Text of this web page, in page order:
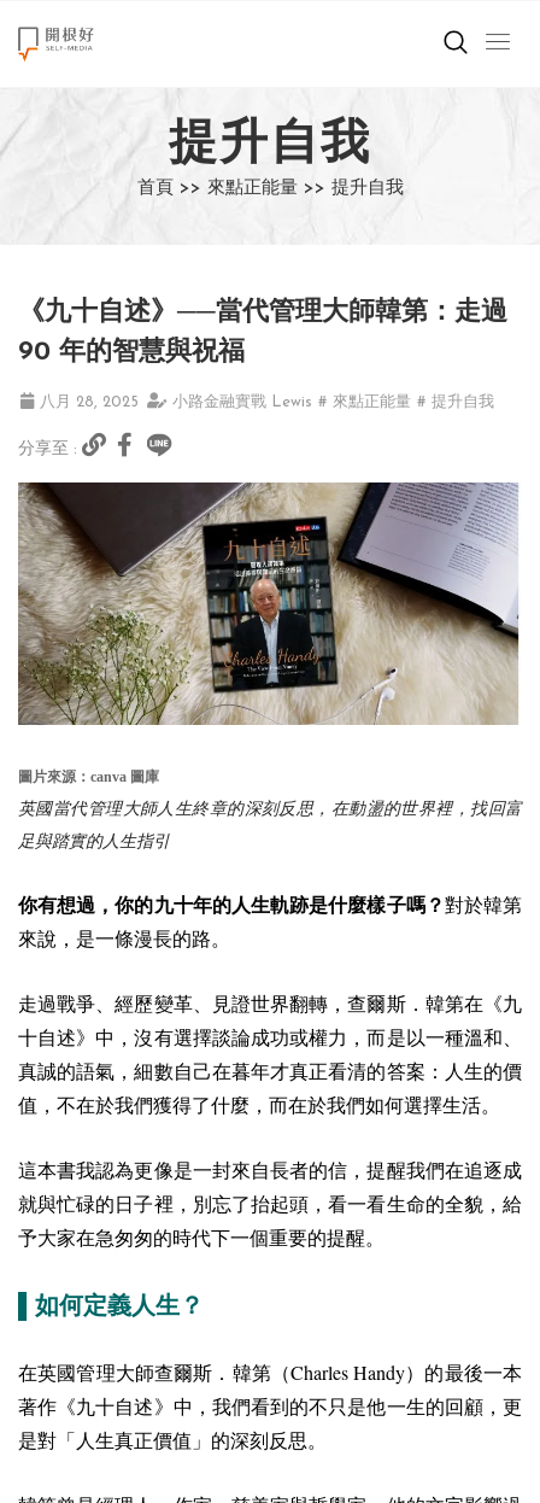
來點正能量
世界在想什麼
創造美好生活
職場商業經濟
影片專區
關於我們
提升自我
首頁 >> 來點正能量 >> 提升自我
《九十自述》──當代管理大師韓第：走過
90 年的智慧與祝福
八月 28, 2025 小路金融實戰 Lewis # 來點正能量 # 提升自我
分享至 :
圖片來源：canva 圖庫
英國當代管理大師人生終章的深刻反思，在動盪的世界裡，找回富
足與踏實的人生指引
你有想過，你的九十年的人生軌跡是什麼樣子嗎？對於韓第
來說，是一條漫長的路。
走過戰爭、經歷變革、見證世界翻轉，查爾斯．韓第在《九
十自述》中，沒有選擇談論成功或權力，而是以一種溫和、
真誠的語氣，細數自己在暮年才真正看清的答案：人生的價
值，不在於我們獲得了什麼，而在於我們如何選擇生活。
這本書我認為更像是一封來自長者的信，提醒我們在追逐成
就與忙碌的日子裡，別忘了抬起頭，看一看生命的全貌，給
予大家在急匆匆的時代下一個重要的提醒。
▌如何定義人生？
在英國管理大師查爾斯．韓第（Charles Handy）的最後一本
著作《九十自述》中，我們看到的不只是他一生的回顧，更
是對「人生真正價值」的深刻反思。